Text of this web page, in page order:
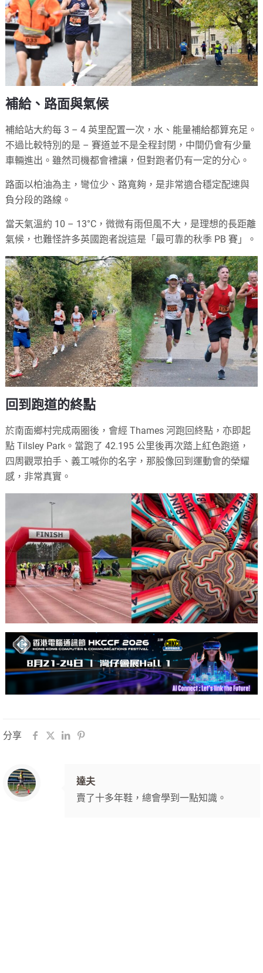
補給、路面與氣候
補給站大約每 3 – 4 英里配置一次，水、能量補給都算充足。
不過比較特別的是 – 賽道並不是全程封閉，中間仍會有少量
車輛進出。雖然司機都會禮讓，但對跑者仍有一定的分心。
路面以柏油為主，彎位少、路寬夠，是非常適合穩定配速與
負分段的路線。
當天氣溫約 10 – 13°C，微微有雨但風不大，是理想的長距離
氣候，也難怪許多英國跑者說這是「最可靠的秋季 PB 賽」。
回到跑道的終點
於南面鄉村完成兩圈後，會經 Thames 河跑回終點，亦即起
點 Tilsley Park。當跑了 42.195 公里後再次踏上紅色跑道，
四周觀眾拍手、義工喊你的名字，那股像回到運動會的榮耀
感，非常真實。
分享
達夫
賣了十多年鞋，總會學到一點知識。